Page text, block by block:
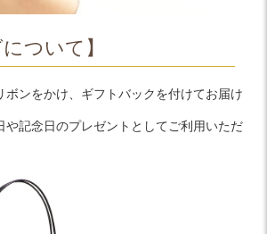
ついて】
ボンをかけ、ギフトバックを付けてお届け
や記念日のプレゼントとしてご利用いただ